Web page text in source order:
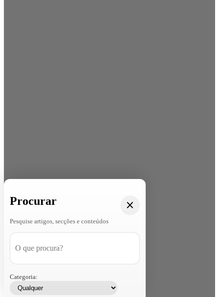
Procurar
Pesquise artigos, secções e conteúdos
Categoria: